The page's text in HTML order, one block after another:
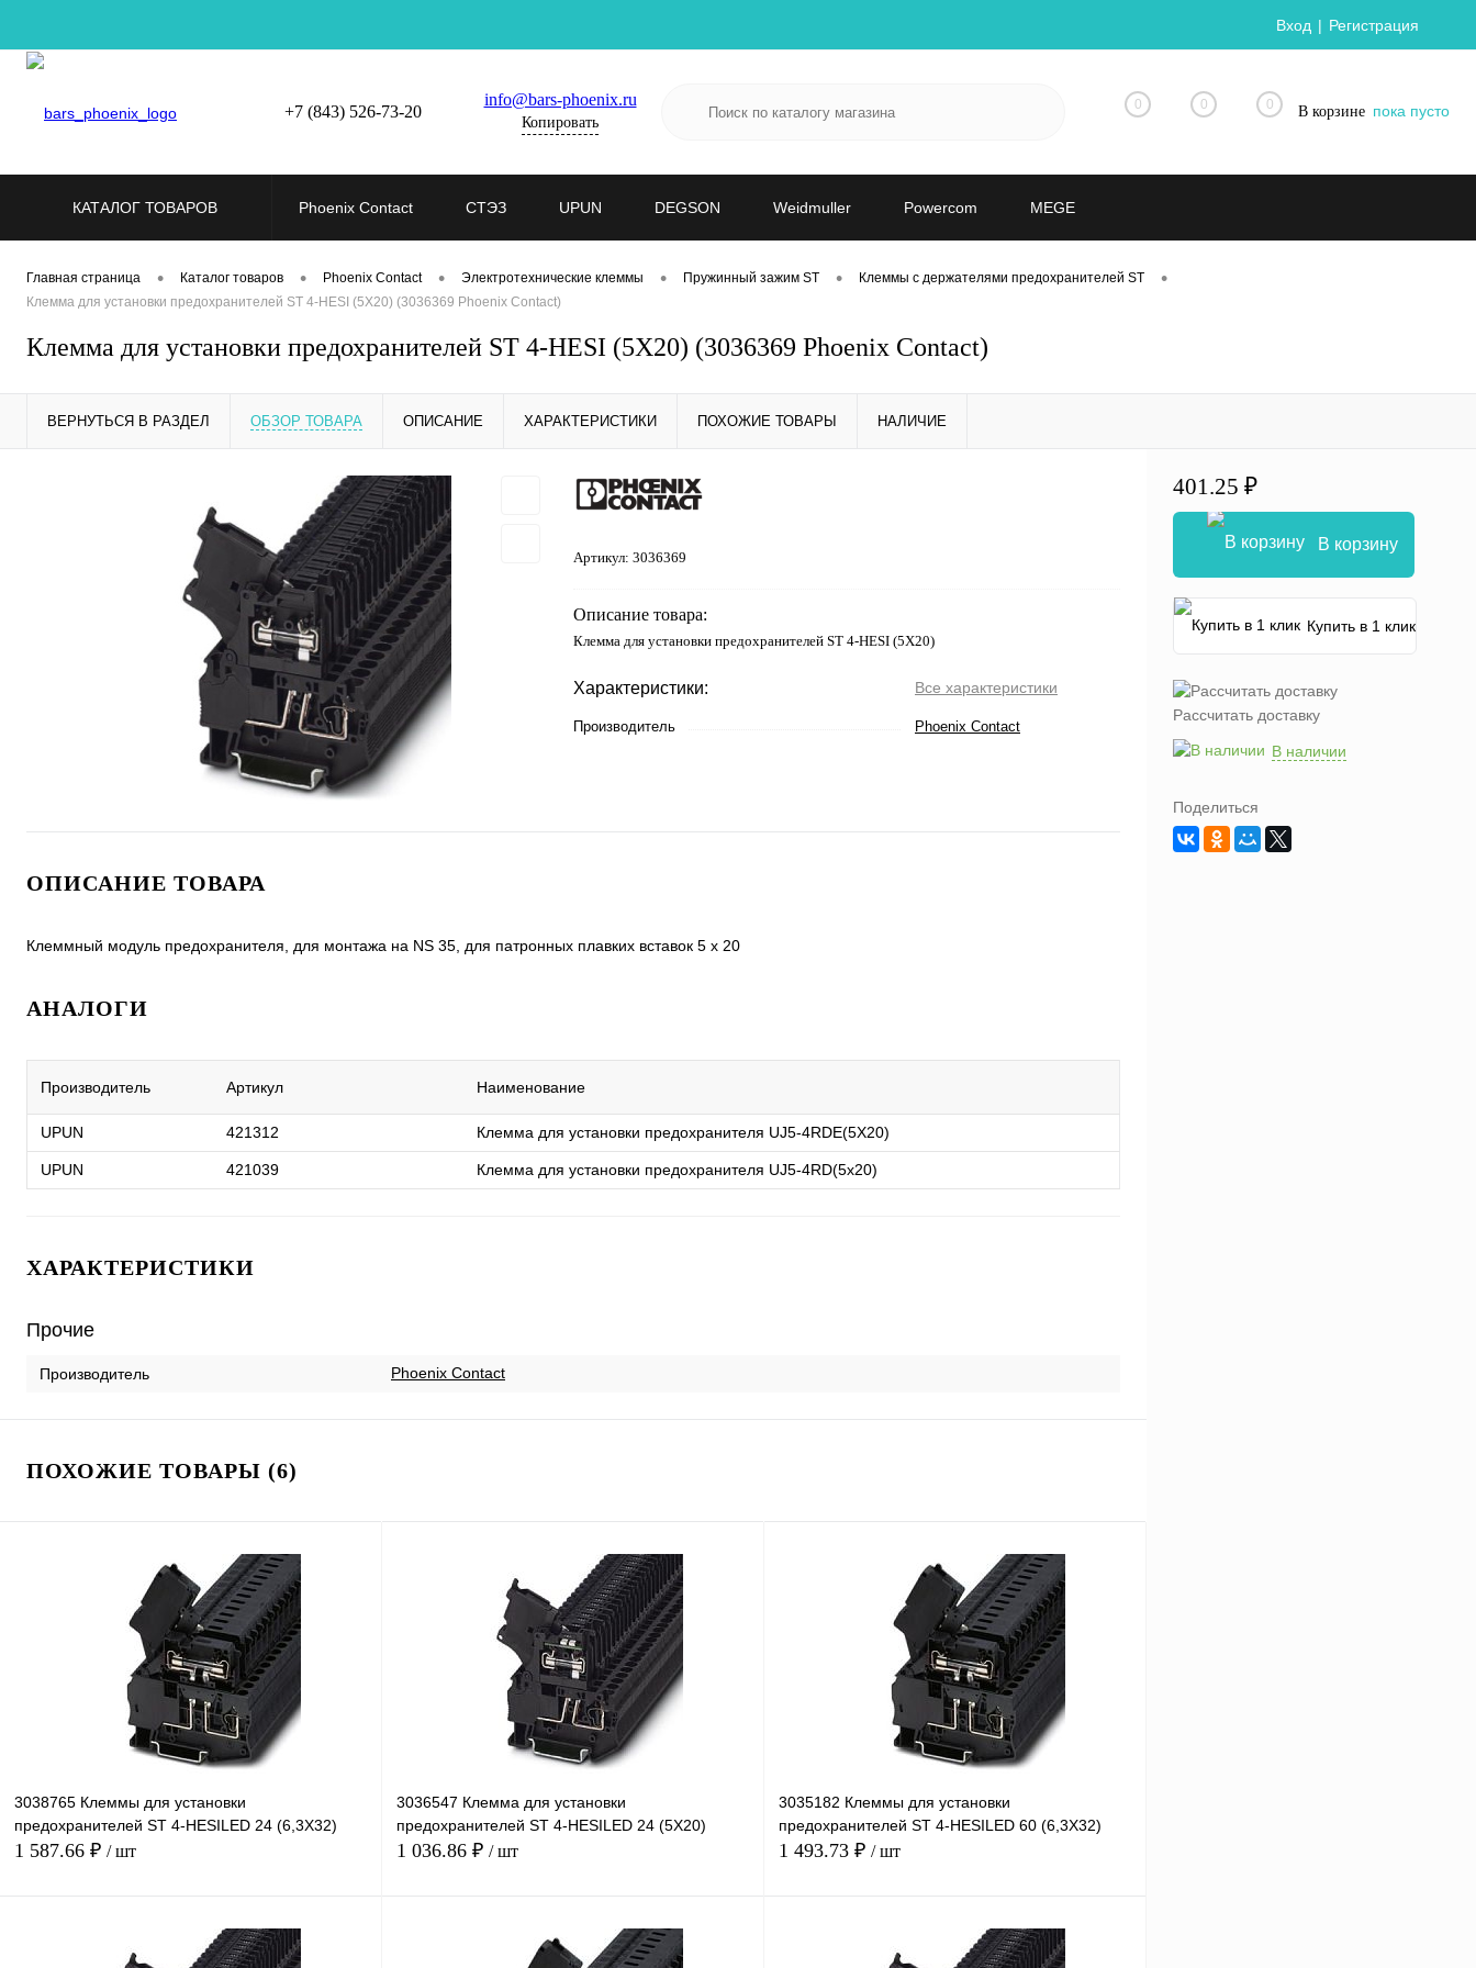
Вход Регистрация
+7 (843) 526-73-20
info@bars-phoenix.ru
Копировать
0 0 0 В корзине пока пусто
КАТАЛОГ ТОВАРОВ Phoenix Contact СТЭЗ UPUN DEGSON Weidmuller Powercom MEGE
Главная страница • Каталог товаров • Phoenix Contact • Электротехнические клеммы • Пружинный зажим ST • Клеммы с держателями предохранителей ST •
Клемма для установки предохранителей ST 4-HESI (5X20) (3036369 Phoenix Contact)
Клемма для установки предохранителей ST 4-HESI (5X20) (3036369 Phoenix Contact)
ВЕРНУТЬСЯ В РАЗДЕЛ ОБЗОР ТОВАРА ОПИСАНИЕ ХАРАКТЕРИСТИКИ ПОХОЖИЕ ТОВАРЫ НАЛИЧИЕ
Артикул: 3036369
Описание товара:
Клемма для установки предохранителей ST 4-HESI (5X20)
Характеристики: Все характеристики
Производитель Phoenix Contact
ОПИСАНИЕ ТОВАРА
Клеммный модуль предохранителя, для монтажа на NS 35, для патронных плавких вставок 5 х 20
АНАЛОГИ
Производитель Артикул Наименование
UPUN 421312 Клемма для установки предохранителя UJ5-4RDE(5X20)
UPUN 421039 Клемма для установки предохранителя UJ5-4RD(5x20)
ХАРАКТЕРИСТИКИ
Прочие
Производитель Phoenix Contact
ПОХОЖИЕ ТОВАРЫ (6)
3038765 Клеммы для установки
предохранителей ST 4-HESILED 24 (6,3X32)
1 587.66 ₽ / шт
В корзину
3036547 Клемма для установки
предохранителей ST 4-HESILED 24 (5X20)
1 036.86 ₽ / шт
В корзину
3035182 Клеммы для установки
предохранителей ST 4-HESILED 60 (6,3X32)
1 493.73 ₽ / шт
В корзину
401.25 ₽
В корзину
Купить в 1 клик
Рассчитать доставку
В наличии
Поделиться